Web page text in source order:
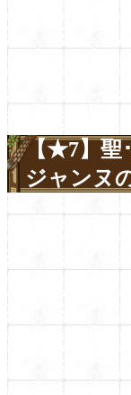
【★7】聖
ジャンヌ